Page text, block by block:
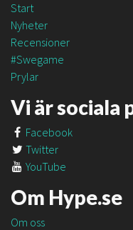
Start
Nyheter
Recensioner
#Swegame
Prylar
Vi är sociala
Facebook
Twitter
YouTube
Om Hype.se
Om oss